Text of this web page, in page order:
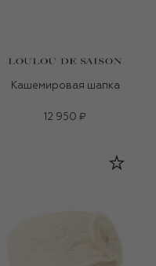
Кашемировая шапка
12 950 ₽